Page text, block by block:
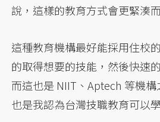
說，這樣的教育方式會更緊湊
這種教育機構最好能採用住校
的取得想要的技能，然後快速
而這也是 NIIT、Aptech 等機構
也是我認為台灣技職教育可以